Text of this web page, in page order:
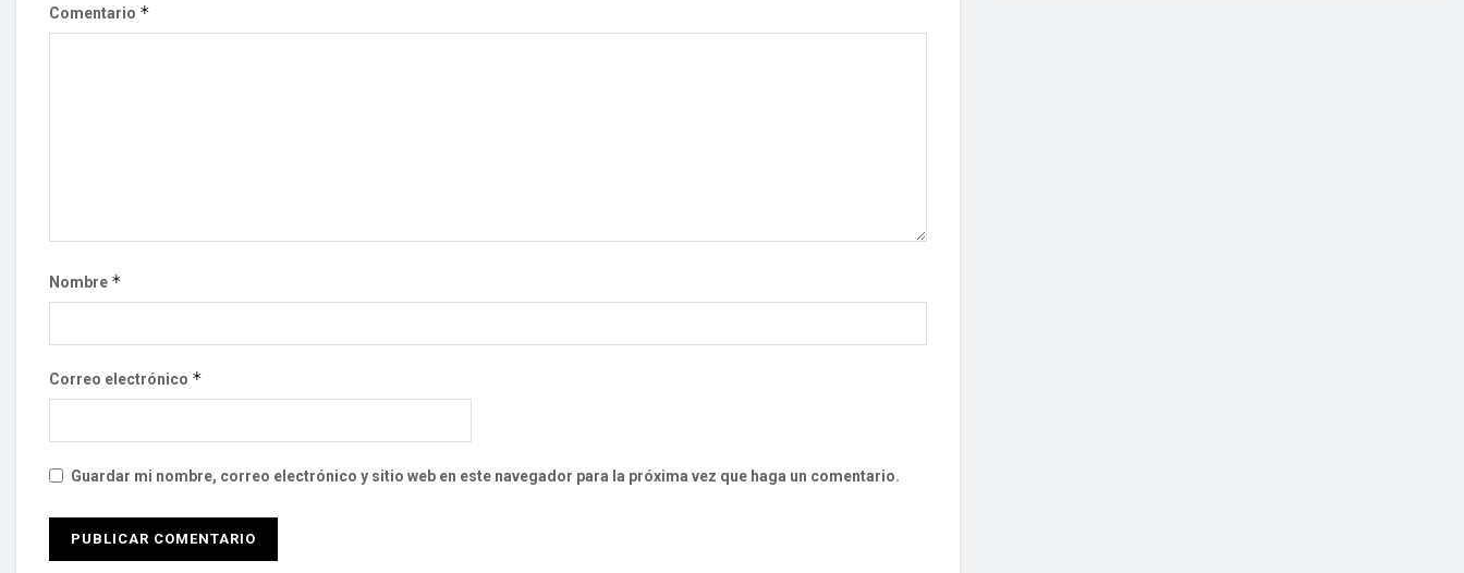
Comentario *
Nombre *
Correo electrónico *
Guardar mi nombre, correo electrónico y sitio web en este navegador para la próxima vez que haga un comentario.